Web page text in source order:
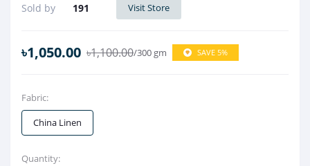
Sold by 191 Visit Store
৳1,050.00 ৳1,100.00/300 gm SAVE 5%
Fabric:
China Linen
Quantity: